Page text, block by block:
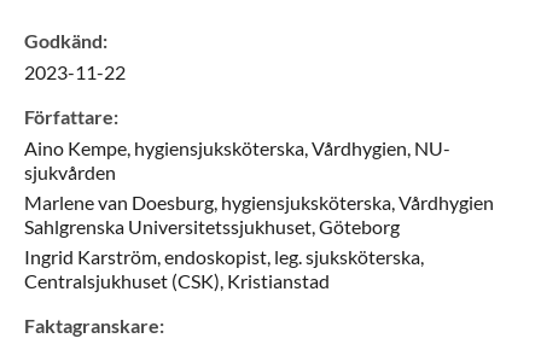
Godkänd:
2023-11-22
Författare:
Aino Kempe, hygiensjuksköterska,Vårdhygien, NU-
sjukvården
Marlenevan Doesburg, hygiensjuksköterska,Vårdhygien
Sahlgrenska Universitetssjukhuset,Göteborg
Ingrid Karström,endoskopist, leg. sjuksköterska,
Centralsjukhuset (CSK), Kristianstad
Faktagranskare: